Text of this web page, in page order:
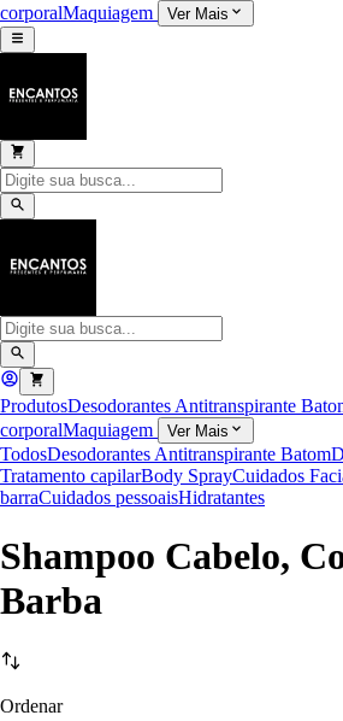
corporalMaquiagem Ver Mais
ProdutosDesodorantes Antitranspirante
corporalMaquiagem Ver Mais
TodosDesodorantes Antitranspirante Batom
Tratamento capilarBody SprayCuidados
barraCuidados pessoaisHidratantes
Shampoo Cabelo,
Barba
Ordenar